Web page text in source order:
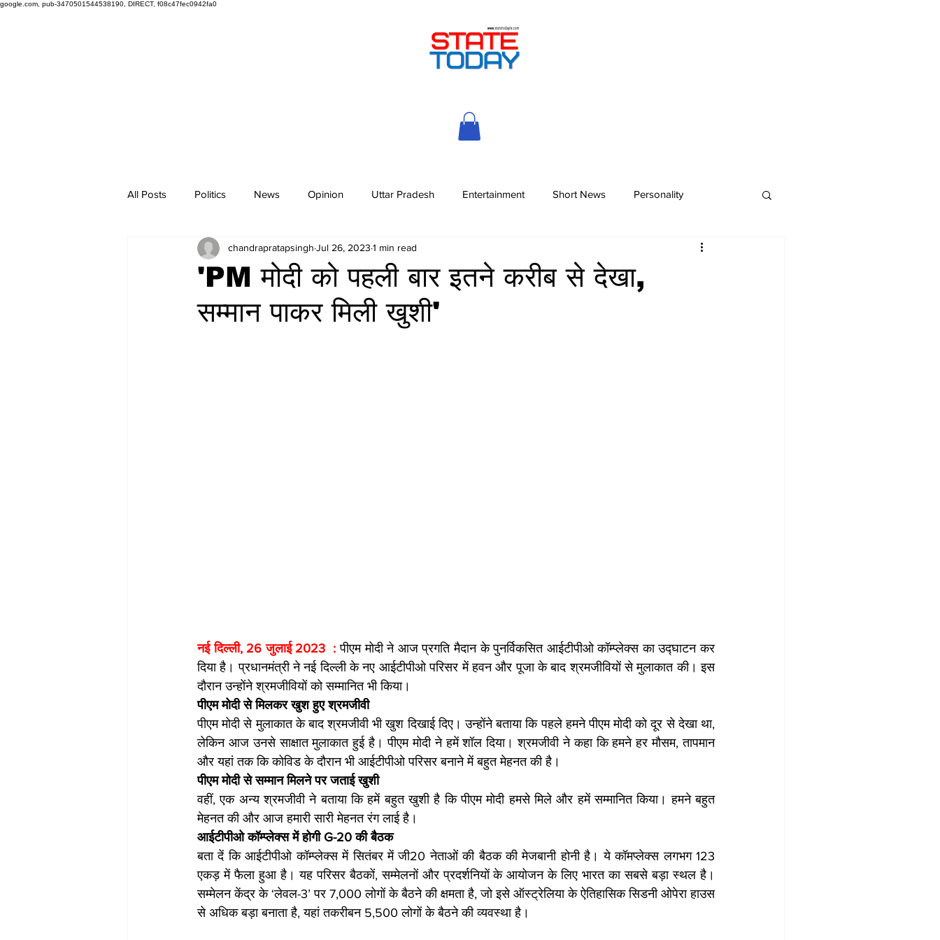
google.com, pub-3470501544538190, DIRECT, f08c47fec0942fa0
All Posts Politics News Opinion Uttar Pradesh Entertainment Short News Personality
'PM मोदी को पहली बार इतने करीब से देखा,
सम्मान पाकर मिली खुशी'
chandrapratapsingh Jul 26, 2023 1 min read
नई दिल्ली, 26 जुलाई 2023  : पीएम मोदी ने आज प्रगति मैदान के पुनर्विकसित आईटीपीओ कॉम्प्लेक्स का उद्घाटन कर
दिया है। प्रधानमंत्री ने नई दिल्ली के नए आईटीपीओ परिसर में हवन और पूजा के बाद श्रमजीवियों से मुलाकात की। इस
दौरान उन्होंने श्रमजीवियों को सम्मानित भी किया।
पीएम मोदी से मिलकर खुश हुए श्रमजीवी
पीएम मोदी से मुलाकात के बाद श्रमजीवी भी खुश दिखाई दिए। उन्होंने बताया कि पहले हमने पीएम मोदी को दूर से देखा था,
लेकिन आज उनसे साक्षात मुलाकात हुई है। पीएम मोदी ने हमें शॉल दिया। श्रमजीवी ने कहा कि हमने हर मौसम, तापमान
और यहां तक कि कोविड के दौरान भी आईटीपीओ परिसर बनाने में बहुत मेहनत की है।
पीएम मोदी से सम्मान मिलने पर जताई खुशी
वहीं, एक अन्य श्रमजीवी ने बताया कि हमें बहुत खुशी है कि पीएम मोदी हमसे मिले और हमें सम्मानित किया। हमने बहुत
मेहनत की और आज हमारी सारी मेहनत रंग लाई है।
आईटीपीओ कॉम्प्लेक्स में होगी G-20 की बैठक
बता दें कि आईटीपीओ कॉम्प्लेक्स में सितंबर में जी20 नेताओं की बैठक की मेजबानी होनी है। ये कॉमप्लेक्स लगभग 123
एकड़ में फैला हुआ है। यह परिसर बैठकों, सम्मेलनों और प्रदर्शनियों के आयोजन के लिए भारत का सबसे बड़ा स्थल है।
सम्मेलन केंद्र के ‘लेवल-3’ पर 7,000 लोगों के बैठने की क्षमता है, जो इसे ऑस्ट्रेलिया के ऐतिहासिक सिडनी ओपेरा हाउस
से अधिक बड़ा बनाता है, यहां तकरीबन 5,500 लोगों के बैठने की व्यवस्था है।